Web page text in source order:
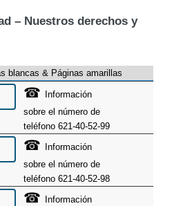
– Nuestros derechos y
blancas & Páginas amarillas
☎
Información
sobre el número de
teléfono 621-40-52-99
☎
Información
sobre el número de
teléfono 621-40-52-98
☎
Información